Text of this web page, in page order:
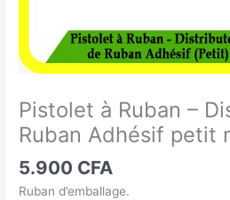
Pistolet à Ruban –
Ruban Adhésif petit
5.900 CFA
Ruban d’emballage.